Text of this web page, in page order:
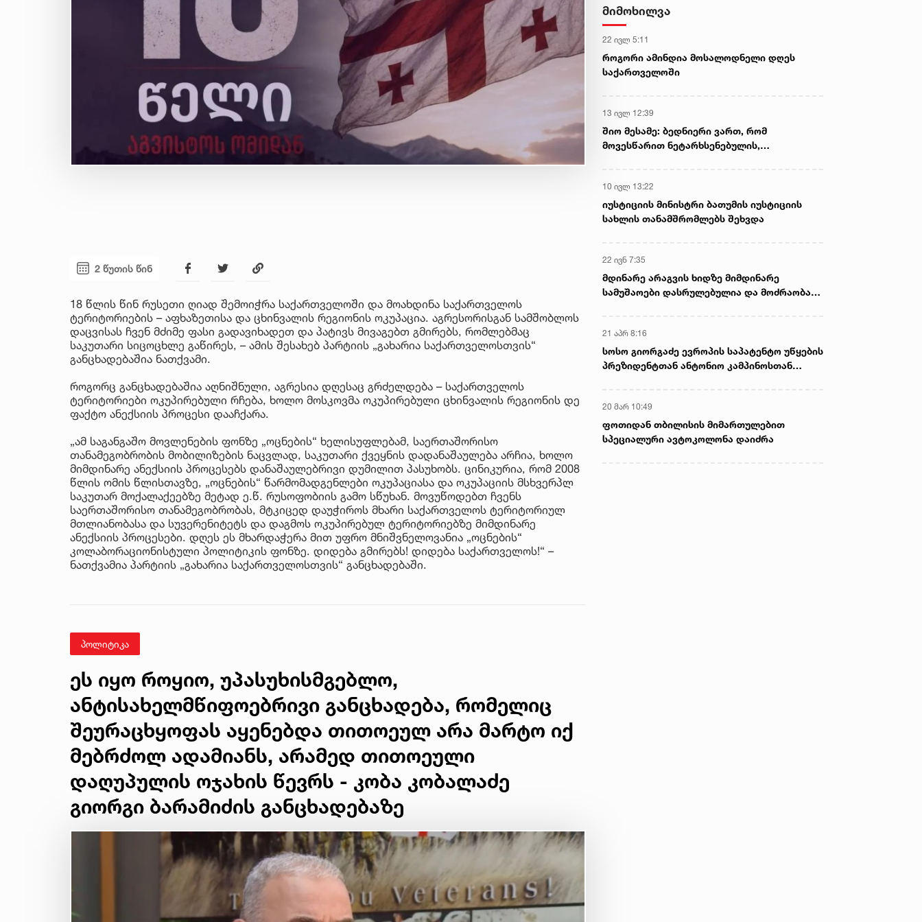
2 წუთის წინ
18 წლის წინ რუსეთი ღიად შემოიჭრა საქართველოში და მოახდინა საქართველოს
ტერიტორიების – აფხაზეთისა და ცხინვალის რეგიონის ოკუპაცია. აგრესორისგან სამშობლოს
დაცვისას ჩვენ მძიმე ფასი გადავიხადეთ და პატივს მივაგებთ გმირებს, რომლებმაც
საკუთარი სიცოცხლე გაწირეს, – ამის შესახებ პარტიის „გახარია საქართველოსთვის“
განცხადებაშია ნათქვამი.
როგორც განცხადებაშია აღნიშნული, აგრესია დღესაც გრძელდება – საქართველოს
ტერიტორიები ოკუპირებული რჩება, ხოლო მოსკოვმა ოკუპირებული ცხინვალის რეგიონის დე
ფაქტო ანექსიის პროცესი დააჩქარა.
„ამ საგანგაშო მოვლენების ფონზე „ოცნების“ ხელისუფლებამ, საერთაშორისო
თანამეგობრობის მობილიზების ნაცვლად, საკუთარი ქვეყნის დადანაშაულება არჩია, ხოლო
მიმდინარე ანექსიის პროცესებს დანაშაულებრივი დუმილით პასუხობს. ცინიკურია, რომ 2008
წლის ომის წლისთავზე, „ოცნების“ წარმომადგენლები ოკუპაციასა და ოკუპაციის მსხვერპლ
საკუთარ მოქალაქეებზე მეტად ე.წ. რუსოფობიის გამო სწუხან. მოვუწოდებთ ჩვენს
საერთაშორისო თანამეგობრობას, მტკიცედ დაუჭიროს მხარი საქართველოს ტერიტორიულ
მთლიანობასა და სუვერენიტეტს და დაგმოს ოკუპირებულ ტერიტორიებზე მიმდინარე
ანექსიის პროცესები. დღეს ეს მხარდაჭერა მით უფრო მნიშვნელოვანია „ოცნების“
კოლაბორაციონისტული პოლიტიკის ფონზე. დიდება გმირებს! დიდება საქართველოს!“ –
ნათქვამია პარტიის „გახარია საქართველოსთვის“ განცხადებაში.
პოლიტიკა
ეს იყო როყიო, უპასუხისმგებლო,
ანტისახელმწიფოებრივი განცხადება, რომელიც
შეურაცხყოფას აყენებდა თითოეულ არა მარტო იქ
მებრძოლ ადამიანს, არამედ თითოეული
დაღუპულის ოჯახის წევრს - კობა კობალაძე
გიორგი ბარამიძის განცხადებაზე
პირს ბრალდება წარედგინა
მიმოხილვა
22 ივლ 5:11
როგორი ამინდია მოსალოდნელი დღეს
საქართველოში
13 ივლ 12:39
შიო მესამე: ბედნიერი ვართ, რომ
მოვესწარით ნეტარხსენებულის,
10 ივლ 13:22
იუსტიციის მინისტრი ბათუმის იუსტიციის
სახლის თანამშრომლებს შეხვდა
22 ივნ 7:35
მდინარე არაგვის ხიდზე მიმდინარე
სამუშაოები დასრულებულია და მოძრაობა
21 აპრ 8:16
სოსო გიორგაძე ევროპის საპატენტო უწყების
პრეზიდენტთან ანტონიო კამპინოსთან
20 მარ 10:49
ფოთიდან თბილისის მიმართულებით
სპეციალური ავტოკოლონა დაიძრა